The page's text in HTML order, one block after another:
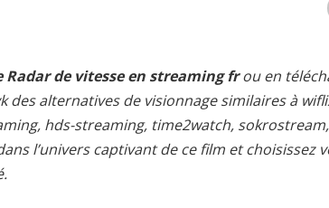
Radar de vitesse en streaming frou en
des alternatives de visionnage similaires à
hds-streaming, time2watch,
l’univers captivant de ce film et choisissez